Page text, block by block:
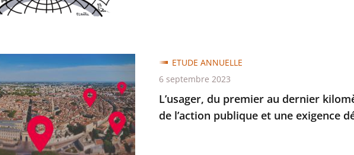
L’usager, du premier au dernier
de l’action publique et une exigence
ETUDE ANNUELLE
6 septembre 2023